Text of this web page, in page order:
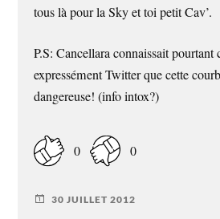
tous là pour la Sky et toi petit Cav’.
P.S: Cancellara connaissait
expressément Twitter que cette
dangereuse! (info intox?)
0 0
30 JUILLET 2012